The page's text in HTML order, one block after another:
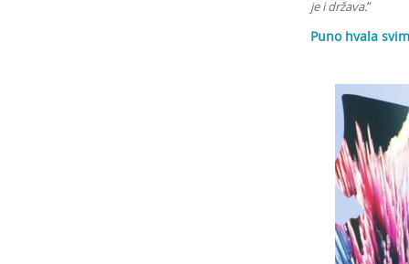
je i država.“
Puno hvala